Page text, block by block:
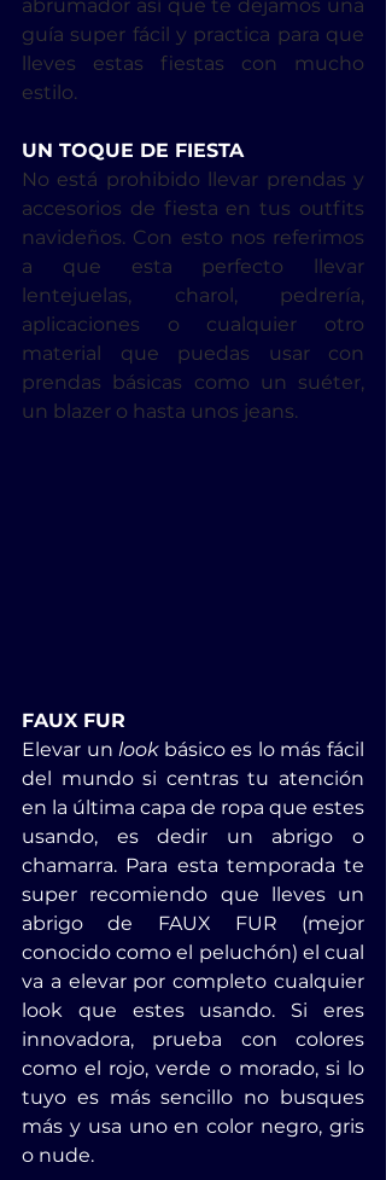
abrumador así que te dejamos una
guía super fácil y practica para que
lleves estas fiestas con mucho
estilo.
UN TOQUE DE FIESTA
No está prohibido llevar prendas y
accesorios de fiesta en tus outfits
navideños. Con esto nos referimos
a que esta perfecto llevar
lentejuelas, charol, pedrería,
aplicaciones o cualquier otro
material que puedas usar con
prendas básicas como un suéter,
un blazer o hasta unos jeans.
FAUX FUR
Elevar un look básico es lo más fácil
del mundo si centras tu atención
en la última capa de ropa que estes
usando, es dedir un abrigo o
chamarra. Para esta temporada te
super recomiendo que lleves un
abrigo de FAUX FUR (mejor
conocido como el peluchón) el cual
va a elevar por completo cualquier
look que estes usando. Si eres
innovadora, prueba con colores
como el rojo, verde o morado, si lo
tuyo es más sencillo no busques
más y usa uno en color negro, gris
o nude.